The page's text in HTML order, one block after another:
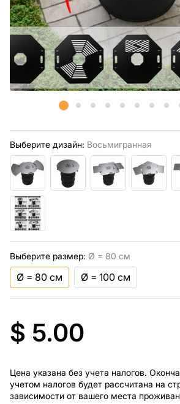
Выберите дизайн: Восьмигранная
Выберите размер: Ø = 80 см
Ø = 80 см Ø = 100 см
$ 5.00
Цена указана без учета налогов.
учетом налогов будет рассчитана на
зависимости от вашего места